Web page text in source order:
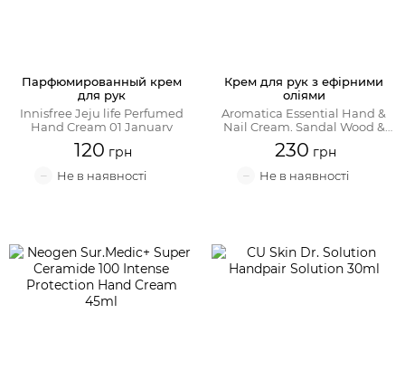
Парфюмированный крем
для рук
Innisfree Jeju life Perfumed
Hand Cream 01 January
120
Крем для рук з ефірними
оліями
Aromatica Essential Hand &
Nail Cream, Sandal Wood &
Pine
230